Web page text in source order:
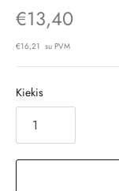
€13,40
€16,21 su PVM
Kiekis